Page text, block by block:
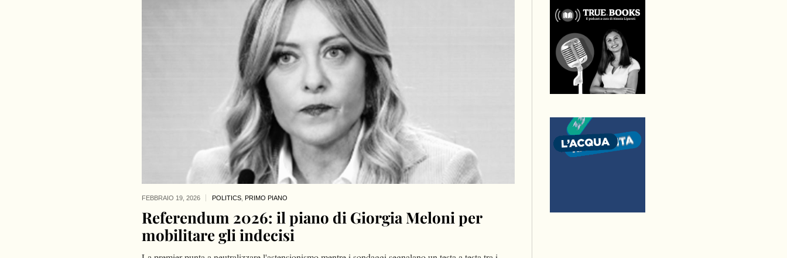
FEBBRAIO 19, 2026 POLITICS PRIMO PIANO
Referendum 2026: il piano di Giorgia Meloni per
mobilitare gli indecisi